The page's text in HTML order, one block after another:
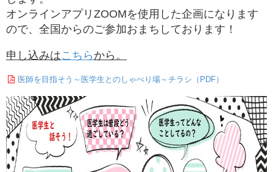
オンラインアプリZOOMを使用した企画になります
ので、全国からのご参加おまちしております！
申し込みはこちら から。
医師を目指そう～医学生とのしゃべり場～チラシ